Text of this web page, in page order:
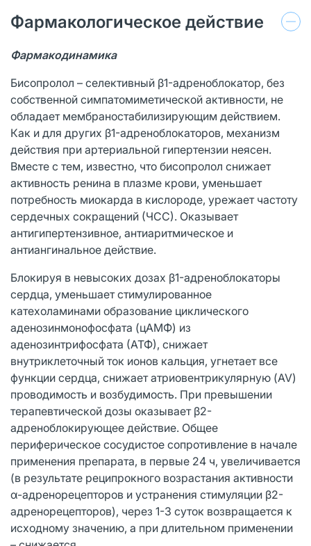
Фармакологическое действие
Фармакодинамика
Бисопролол – селективный β1-адреноблокатор, без
собственной симпатоми­метической активности, не
обладает мембраностабилизирующим действием.
Как и для других β1-адреноблокаторов, механизм
действия при артериальной гипертензии неясен.
Вместе с тем, известно, что бисопролол снижает
активность ренина в плазме крови, уменьшает
потребность миокарда в кислороде, урежает частоту
сердечных сокращений (ЧСС). Оказывает
антигипертензивное, антиаритмическое и
антиангинальное действие.
Блокируя в невысоких дозах β1-адреноблокаторы
сердца, уменьшает стимулиро­ванное
катехоламинами образование циклического
аденозинмонофосфата (цАМФ) из
аденозинтрифосфата (АТФ), снижает
внутриклеточный ток ионов кальция, угнетает все
функции сердца, снижает атриовентрикулярную (AV)
проводимость и возбудимость. При превышении
терапевтической дозы оказывает β2-
адреноблокирующее действие. Общее
периферическое сосудистое сопротивление в начале
применения препарата, в первые 24 ч, увеличивается
(в результате реципрокного возрастания активности
α-адренорецепторов и устранения стимуляции β2-
адренорецепторов), через 1-3 суток возвращается к
исходному значению, а при длительном применении